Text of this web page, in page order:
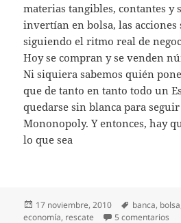
materias tangibles, contantes y
invertían en bolsa, las acciones
siguiendo el ritmo real de
Hoy se compran y se venden
Ni siquiera sabemos quién
que de tanto en tanto todo un
quedarse sin blanca para
Mononopoly. Y entonces, hay
lo que sea
Publicado
el
17 noviembre, 2010 Etiquetas
banca, bolsa
economía, rescate 5 comentarios